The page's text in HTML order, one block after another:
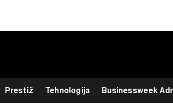
Prestiž Tehnologija Businessweek